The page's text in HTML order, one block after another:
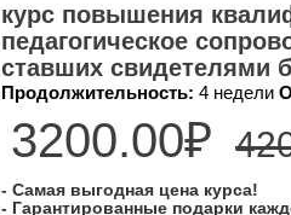
курс повышения
педагогическое
ставших свидетелями
Продолжительность: 4 недели
3200.00₽
- Самая выгодная цена курса!
- Гарантированные подарки